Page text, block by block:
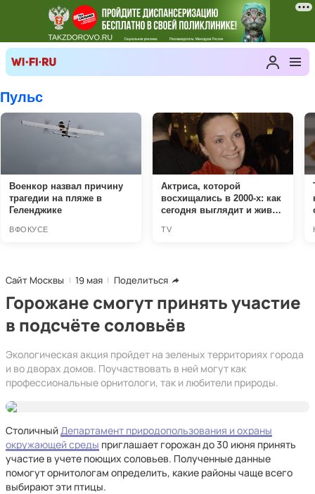
Сайт Москвы 19 мая Поделиться
Горожане смогут принять участие
в подсчёте соловьёв
Экологическая акция пройдет на зеленых территориях города
и во дворах домов. Поучаствовать в ней могут как
профессиональные орнитологи, так и любители природы.
СтоличныйДепартамент природопользования и охраны
окружающей среды приглашает горожан до 30 июня принять
участие в учете поющих соловьев. Полученные данные
помогут орнитологам определить, какие районы чаще всего
выбирают эти птицы.